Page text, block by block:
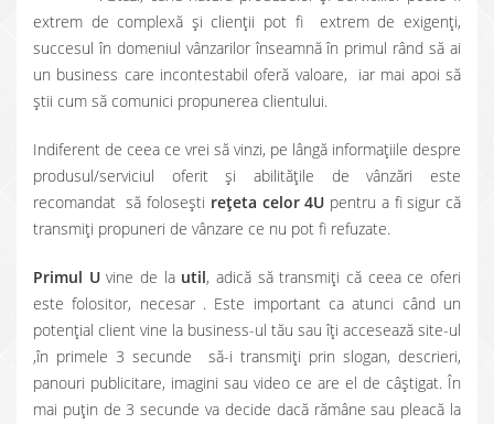
extrem de complexă și clienții pot fi extrem de exigenţi,
succesul în domeniul vânzarilor înseamnă în primul rând să ai
un business care incontestabil oferă valoare, iar mai apoi să
ştii cum să comunici propunerea clientului.
Indiferent de ceea ce vrei să vinzi, pe lângă informaţiile despre
produsul/serviciul oferit şi abilităţile de vânzări este
recomandat să foloseşti reţeta celor 4U pentru a fi sigur că
transmiţi propuneri de vânzare ce nu pot fi refuzate.
Primul Uvine de la util, adică să transmiţi că ceea ce oferi
este folositor, necesar . Este important ca atunci când un
potenţial client vine la business-ul tău sau îţi accesează site-ul
,în primele 3 secunde să-i transmiţi prin slogan, descrieri,
panouri publicitare, imagini sau video ce are el de câştigat. În
mai puţin de 3 secunde va decide dacă rămâne sau pleacă la